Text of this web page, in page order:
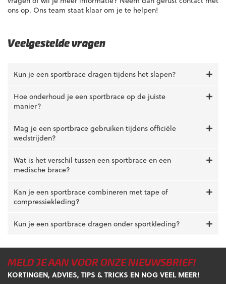
ons op. Ons team staat klaar om je te helpen!
Veelgestelde vragen
Kun je een sportbrace dragen tijdens het slapen?
Hoe onderhoud je een sportbrace op de juiste
manier?
Mag je een sportbrace gebruiken tijdens officiële
wedstrijden?
Wat is het verschil tussen een sportbrace en een
medische brace?
Kan je een sportbrace combineren met tape of
compressiekleding?
Kun je een sportbrace dragen onder sportkleding?
MELD JE AAN VOOR ONZE NIEUWSBRIEF!
KORTINGEN, ADVIES, TIPS & TRICKS EN NOG VEEL MEER!